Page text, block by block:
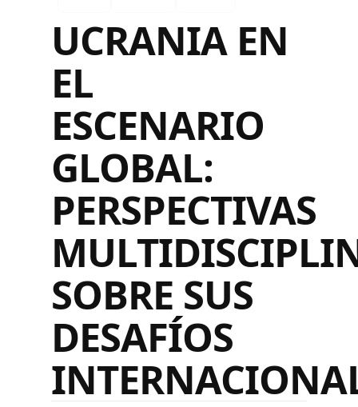
UCRANIA EN
EL
ESCENARIO
GLOBAL:
PERSPECTIVAS
SOBRE SUS
DESAFÍOS